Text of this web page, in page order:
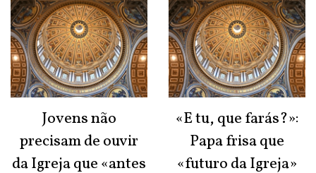
Jovens não
precisam de ouvir
da Igreja que «antes
«E tu, que farás?»:
Papa frisa que
«futuro da Igreja»